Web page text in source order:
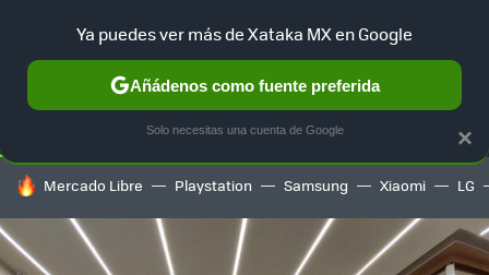
SELECCIÓN GAMING HOME AUTO TERRITORIO
HOY SE HABLA DE
Mercado Libre Playstation Samsung Xiaomi LG
×
Ya puedes ver más de Xataka MX en Google
Añádenos como fuente preferida
Solo necesitas una cuenta de Google